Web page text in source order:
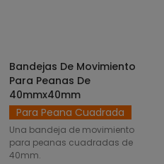
SELECCIONAR OPCIONES
Bandejas De Movimiento
Para Peanas De
40mmx40mm
Para Peana Cuadrada
Una bandeja de movimiento
para peanas cuadradas de
40mm.